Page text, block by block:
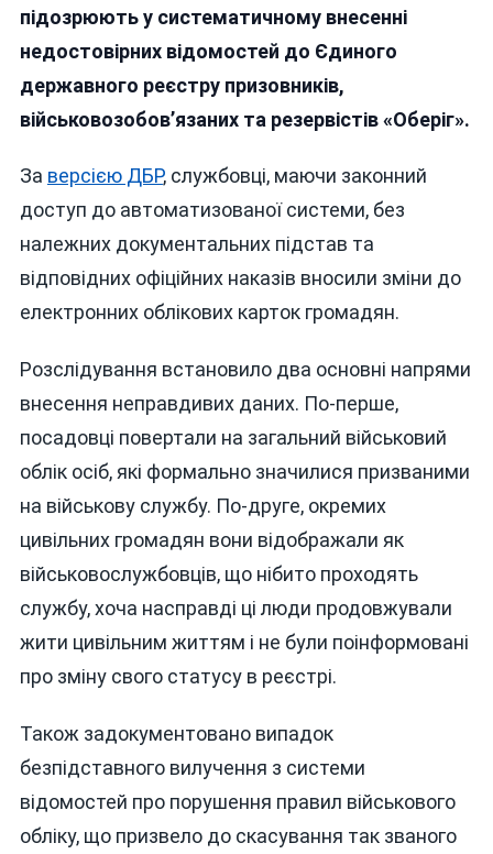
В
Реєстр
підозрюють у систематичному внесенні
недостовірних відомостей до Єдиного
державного реєстру призовників,
військовозобов’язаних та резервістів «Оберіг».
За версією ДБР, службовці, маючи законний
доступ до автоматизованої системи, без
належних документальних підстав та
відповідних офіційних наказів вносили зміни до
електронних облікових карток громадян.
Розслідування встановило два основні напрями
внесення неправдивих даних. По-перше,
посадовці повертали на загальний військовий
облік осіб, які формально значилися призваними
на військову службу. По-друге, окремих
цивільних громадян вони відображали як
військовослужбовців, що нібито проходять
службу, хоча насправді ці люди продовжували
жити цивільним життям і не були поінформовані
про зміну свого статусу в реєстрі.
Також задокументовано випадок
безпідставного вилучення з системи
відомостей про порушення правил військового
обліку, що призвело до скасування так званого